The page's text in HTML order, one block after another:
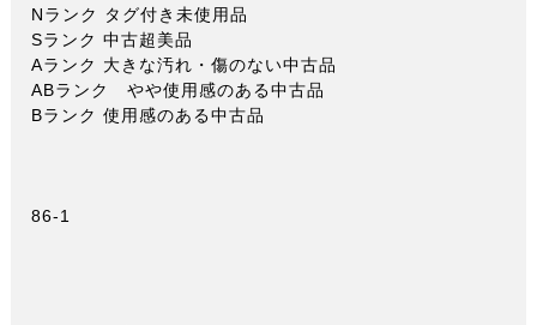
Nランク タグ付き未使用品
Sランク 中古超美品
Aランク 大きな汚れ・傷のない中古品
ABランク やや使用感のある中古品
Bランク 使用感のある中古品
86-1